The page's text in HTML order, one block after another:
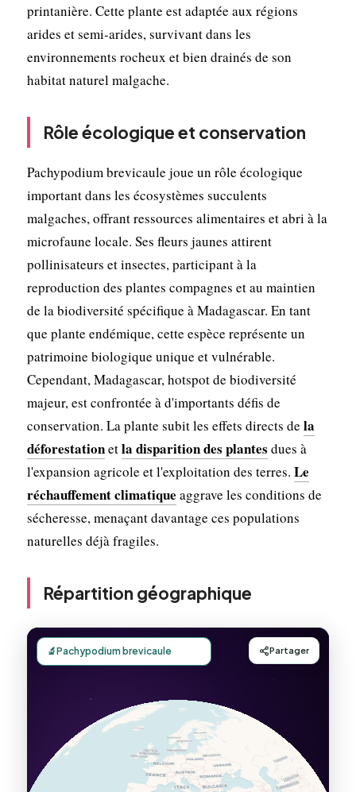
printanière. Cette plante est adaptée aux régions
arides et semi-arides, survivant dans les
environnements rocheux et bien drainés de son
habitat naturel malgache.
Rôle écologique et conservation
Pachypodium brevicaule joue un rôle écologique
important dans les écosystèmes succulents
malgaches, offrant ressources alimentaires et abri à la
microfaune locale. Ses fleurs jaunes attirent
pollinisateurs et insectes, participant à la
reproduction des plantes compagnes et au maintien
de la biodiversité spécifique à Madagascar. En tant
que plante endémique, cette espèce représente un
patrimoine biologique unique et vulnérable.
Cependant, Madagascar, hotspot de biodiversité
majeur, est confrontée à d'importants défis de
conservation. La plante subit les effets directs de la
déforestationetla disparition des plantes dues à
l'expansion agricole et l'exploitation des terres. Le
réchauffement climatique aggrave les conditions de
sécheresse, menaçant davantage ces populations
naturelles déjà fragiles.
Répartition géographique